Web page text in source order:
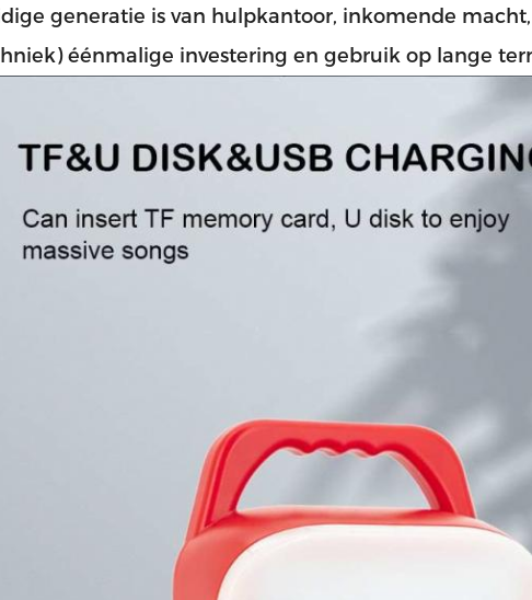
generatie is van hulpkantoor, inkomende
éénmalige investering en gebruik op lange